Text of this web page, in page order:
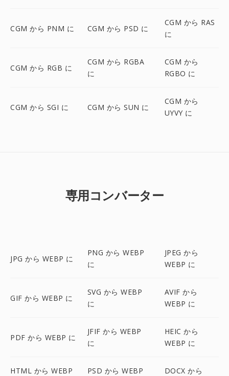
CGM から PNM に CGM から PSD に
CGM から RAS
に
CGM から RGB に
CGM から RGBA
に
CGM から
RGBO に
CGM から SGI に CGM から SUN に
CGM から
UYVY に
専用コンバーター
JPG から WEBP に
PNG から WEBP
に
JPEG から
WEBP に
GIF から WEBP に
SVG から WEBP
に
AVIF から
WEBP に
PDF から WEBP に
JFIF から WEBP
に
HEIC から
WEBP に
HTML から WEBP
PSD から WEBP
DOCX から